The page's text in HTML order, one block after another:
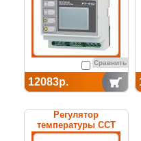
Сравнить
12083р.
Регулятор
температуры ССТ
РТ-590 электронный